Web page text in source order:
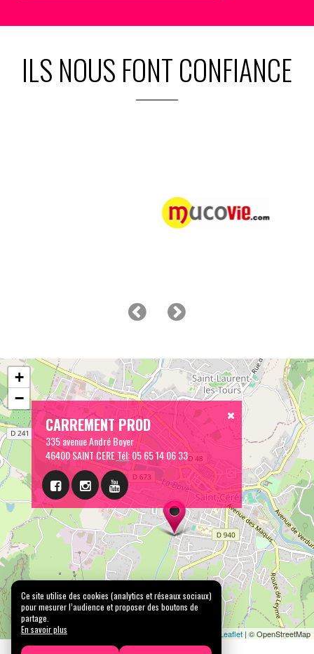
ILS NOUS FONT CONFIANCE
CARREMENT PROD
335 avenue André Boyer
46400 SAINT CERETél:05 65 14 06 33
+
−
Leaflet | © OpenStreetMap
Ce site utilise des cookies (analytics et réseaux sociaux)
pour mesurer l’audience et proposer des boutons de
partage.
En savoir plus